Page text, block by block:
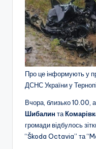
Про це інформують у
ДСНС України у
Вчора, близько
Шибалин та
громади відбулось
“Škoda Octavia” та